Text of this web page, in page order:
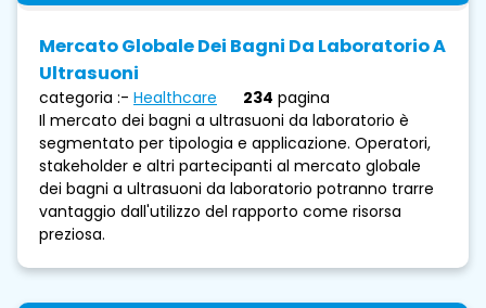
Mercato Globale Dei Bagni Da Laboratorio A
Ultrasuoni
categoria :- Healthcare 234 pagina
Il mercato dei bagni a ultrasuoni da laboratorio è
segmentato per tipologia e applicazione. Operatori,
stakeholder e altri partecipanti al mercato globale
dei bagni a ultrasuoni da laboratorio potranno trarre
vantaggio dall'utilizzo del rapporto come risorsa
preziosa.